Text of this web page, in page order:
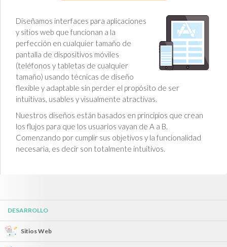
Diseñamos interfaces para aplicaciones
y sitios web que funcionan a la
perfección en cualquier tamaño de
pantalla de dispositivos móviles
(teléfonos y tabletas de cualquier
tamaño) usando técnicas de diseño
flexible y adaptable sin perder el propósito de ser
intuitivas, usables y visualmente atractivas.
Nuestros diseños están basados en principios que crean
los flujos para que los usuarios vayan de A a B.
Comenzando por cumplir sus objetivos y la funcionalidad
necesaria, es decir son totalmente intuitivos.
DESARROLLO
Sitios Web